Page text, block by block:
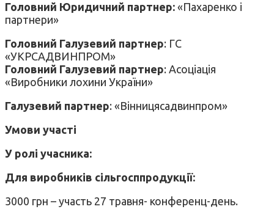
Головний Юридичний партнер: «Пахаренко і
партнери»
Головний Галузевий партнер: ГС
«УКРСАДВИНПРОМ»
Головний Галузевий партнер: Асоціація
«Виробники лохини України»
Галузевий партнер: «Вінницясадвинпром»
Умови участі
У ролі учасника:
Для виробників сільгосппродукції:
3000 грн – участь 27 травня- конференц-день.